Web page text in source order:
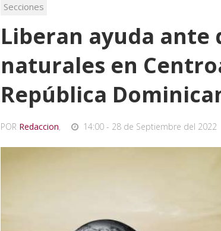
Secciones
Liberan ayuda ante
naturales en
República
POR Redaccion, 14:00 - 28 de Septiembre del 2022